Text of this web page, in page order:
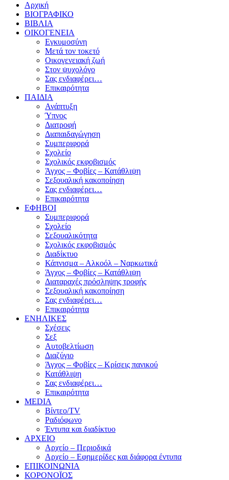
Αρχική
ΒΙΟΓΡΑΦΙΚΟ
ΒΙΒΛΙΑ
ΟΙΚΟΓΕΝΕΙΑ
Εγκυμοσύνη
Μετά τον τοκετό
Οικογενειακή ζωή
Στον ψυχολόγο
Σας ενδιαφέρει…
Επικαιρότητα
ΠΑΙΔΙΑ
Ανάπτυξη
Ύπνος
Διατροφή
Διαπαιδαγώγηση
Συμπεριφορά
Σχολείο
Σχολικός εκφοβισμός
Άγχος – Φοβίες – Κατάθλιψη
Σεξουαλική κακοποίηση
Σας ενδιαφέρει…
Επικαιρότητα
ΕΦΗΒΟΙ
Συμπεριφορά
Σχολείο
Σεξουαλικότητα
Σχολικός εκφοβισμός
Διαδίκτυο
Κάπνισμα – Αλκοόλ – Ναρκωτικά
Άγχος – Φοβίες – Κατάθλιψη
Διαταραχές πρόσληψης τροφής
Σεξουαλική κακοποίηση
Σας ενδιαφέρει…
Επικαιρότητα
ΕΝΗΛΙΚΕΣ
Σχέσεις
Σεξ
Αυτοβελτίωση
Διαζύγιο
Άγχος – Φοβίες – Κρίσεις πανικού
Κατάθλιψη
Σας ενδιαφέρει…
Επικαιρότητα
MEDIA
Βίντεο/TV
Ραδιόφωνο
Έντυπα και διαδίκτυο
ΑΡΧΕΙΟ
Αρχείο – Περιοδικά
Αρχείο – Εφημερίδες και διάφορα έντυπα
ΕΠΙΚΟΙΝΩΝΙΑ
ΚΟΡΟΝΟΪΟΣ